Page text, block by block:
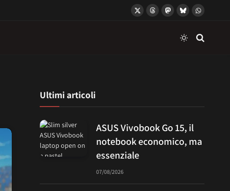
X
ThreadsMastodon
BlueskyWhatsApp
Ultimi articoli
ASUS Vivobook Go 15, il
notebook economico, ma
essenziale
07/08/2026